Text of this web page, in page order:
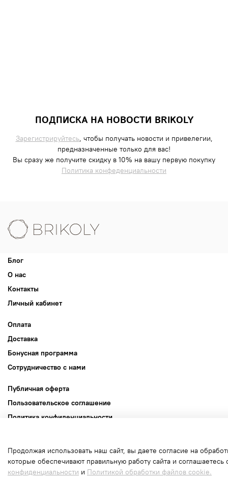
ПОДПИСКА НА НОВОСТИ BRIKOLY
Зарегистрируйтесь, чтобы получать новости и привелегии,
предназначенные только для вас!
Вы сразу же получите скидку в 10% на вашу первую покупку
Политика конфеденциальности
Блог
О нас
Контакты
Личный кабинет
Оплата
Доставка
Бонусная программа
Сотрудничество с нами
Публичная оферта
Пользовательское соглашение
Политика конфиденциальности
Интернет-магазин создан на inSales
Продолжая использовать наш сайт, вы даете согласие на
которые обеспечивают правильную работу сайта и соглашаетесь
конфиденциальности и Политикой обработки файлов cookie.